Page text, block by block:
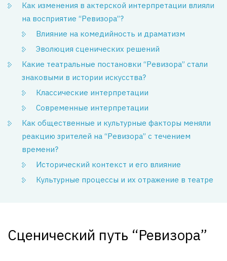
Как изменения в актерской интерпретации влияли
на восприятие “Ревизора”?
Влияние на комедийность и драматизм
Эволюция сценических решений
Какие театральные постановки “Ревизора” стали
знаковыми в истории искусства?
Классические интерпретации
Современные интерпретации
Как общественные и культурные факторы меняли
реакцию зрителей на “Ревизора” с течением
времени?
Исторический контекст и его влияние
Культурные процессы и их отражение в театре
Сценический путь “Ревизора”